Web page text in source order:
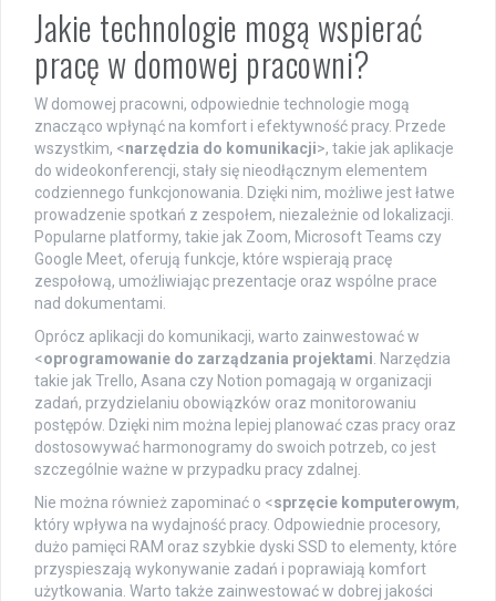
Jakie technologie mogą wspierać
pracę w domowej pracowni?
W domowej pracowni, odpowiednie technologie mogą
znacząco wpłynąć na komfort i efektywność pracy. Przede
wszystkim, <narzędzia do komunikacji>, takie jak aplikacje
do wideokonferencji, stały się nieodłącznym elementem
codziennego funkcjonowania. Dzięki nim, możliwe jest łatwe
prowadzenie spotkań z zespołem, niezależnie od lokalizacji.
Popularne platformy, takie jak Zoom, Microsoft Teams czy
Google Meet, oferują funkcje, które wspierają pracę
zespołową, umożliwiając prezentacje oraz wspólne prace
nad dokumentami.
Oprócz aplikacji do komunikacji, warto zainwestować w
<oprogramowanie do zarządzania projektami . Narzędzia
takie jak Trello, Asana czy Notion pomagają w organizacji
zadań, przydzielaniu obowiązków oraz monitorowaniu
postępów. Dzięki nim można lepiej planować czas pracy oraz
dostosowywać harmonogramy do swoich potrzeb, co jest
szczególnie ważne w przypadku pracy zdalnej.
Nie można również zapominać o <sprzęcie komputerowym,
który wpływa na wydajność pracy. Odpowiednie procesory,
dużo pamięci RAM oraz szybkie dyski SSD to elementy, które
przyspieszają wykonywanie zadań i poprawiają komfort
użytkowania. Warto także zainwestować w dobrej jakości